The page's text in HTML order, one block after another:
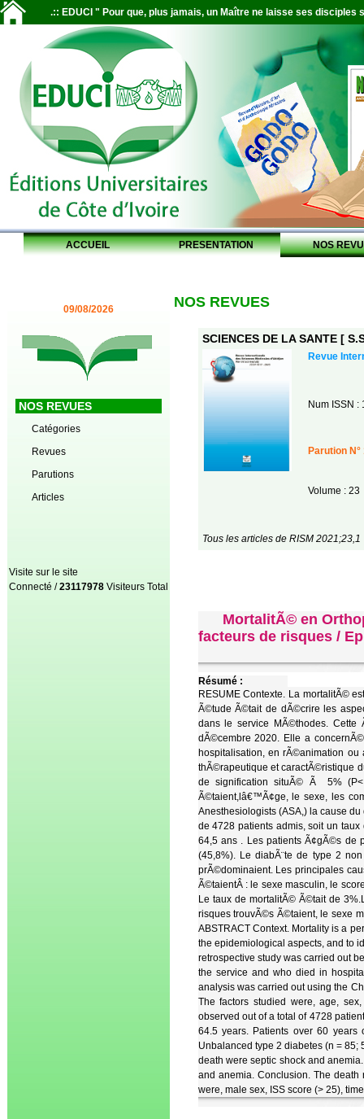
.:: EDUCI " Pour que, plus jamais, un Maître ne laisse ses disciples
ACCUEIL PRESENTATION NOS
09/08/2026
NOS REVUES
Catégories
Revues
Parutions
Articles
Visite sur le site
Connecté /23117978 Visiteurs Total
NOS REVUES
SCIENCES DE LA SANTE [
Revue
Num ISSN :
Parution N°
Volume : 23
Tous les articles de RISM 2021;23,1
MortalitÃ© en
facteurs de risques /
Résumé :
RESUME Contexte. La mortalitÃ©
Ã©tude Ã©tait de dÃ©crire les
dans le service MÃ©thodes.
dÃ©cembre 2020. Elle a
hospitalisation, en rÃ©animation
thÃ©rapeutique et caractÃ©ristique
de signification situÃ© Ã 5%
Ã©taient,lâ€™Ã¢ge, le sexe, les
Anesthesiologists (ASA,) la cause
de 4728 patients admis, soit un
64,5 ans . Les patients Ã¢gÃ©s de
(45,8%). Le diabÃ¨te de type 2
prÃ©dominaient. Les principales
Ã©taientÂ : le sexe masculin, le
Le taux de mortalitÃ© Ã©tait de
risques trouvÃ©s Ã©taient, le sexe
ABSTRACT Context. Mortality is a
the epidemiological aspects, and to
retrospective study was carried out
the service and who died in
analysis was carried out using the
The factors studied were, age,
observed out of a total of 4728
64.5 years. Patients over 60
Unbalanced type 2 diabetes (n =
death were septic shock and
and anemia. Conclusion. The
were, male sex, ISS score (> 25),